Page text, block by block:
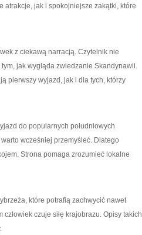
atrakcje, jak i spokojniejsze zakątki, które
z ciekawą narracją. Czytelnik nie
jak wygląda zwiedzanie Skandynawii.
pierwszy wyjazd, jak i dla tych, którzy
do popularnych południowych
wcześniej przemyśleć. Dlatego
Strona pomaga zrozumieć lokalne
które potrafią zachwycić nawet
czuje siłę krajobrazu. Opisy takich